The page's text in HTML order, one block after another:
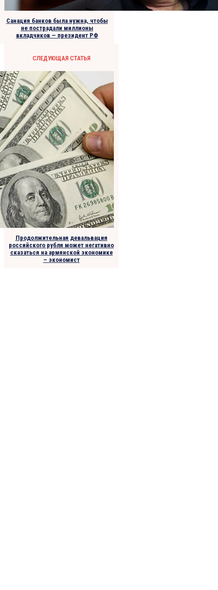
Санация банков была нужна, чтобы
не пострадали миллионы
вкладчиков — президент РФ
СЛЕДУЮЩАЯ СТАТЬЯ
Продолжительная девальвация
российского рубля может негативно
сказаться на армянской экономике
– экономист